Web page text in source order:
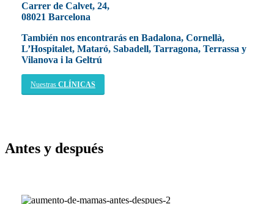
Carrer de Calvet, 24,
08021 Barcelona
También nos encontrarás en Badalona, Cornellà,
L’Hospitalet, Mataró, Sabadell, Tarragona, Terrassa y
Vilanova i la Geltrú
Nuestras CLÍNICAS
Antes y después